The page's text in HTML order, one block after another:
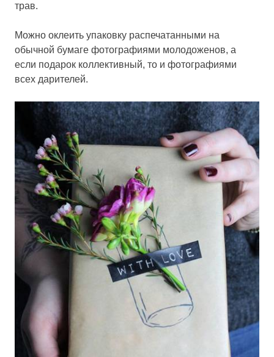
трав.
Можно оклеить упаковку распечатанными на
обычной бумаге фотографиями молодоженов, а
если подарок коллективный, то и фотографиями
всех дарителей.